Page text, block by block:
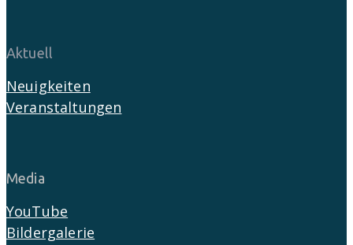
Aktuell
Neuigkeiten
Veranstaltungen
Media
YouTube
Bildergalerie